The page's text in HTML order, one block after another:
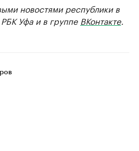
новостями республики в
Уфа и в группе ВКонтакте.